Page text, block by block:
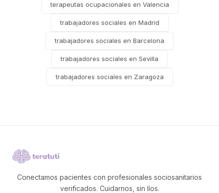
terapeutas ocupacionales en Valencia
trabajadores sociales en Madrid
trabajadores sociales en Barcelona
trabajadores sociales en Sevilla
trabajadores sociales en Zaragoza
Conectamos pacientes con profesionales sociosanitarios
verificados. Cuidarnos, sin líos.